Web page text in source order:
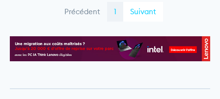
Précédent 1 Suivant